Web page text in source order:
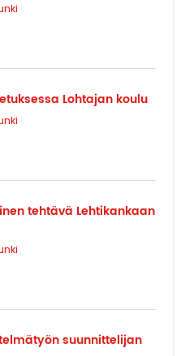
Lohtajan koulu
tehtävä Lehtikankaan
suunnittelijan